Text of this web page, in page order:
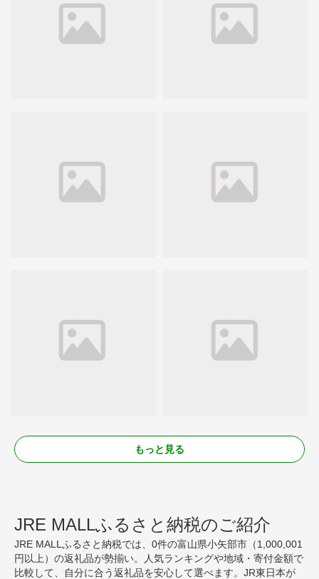
もっと見る
JRE MALLふるさと納税のご紹介
JRE MALLふるさと納税では、0件の富山県小矢部市（1,000,001
円以上）の返礼品が勢揃い。人気ランキングや地域・寄付金額で
比較して、自分に合う返礼品を安心して選べます。JR東日本が